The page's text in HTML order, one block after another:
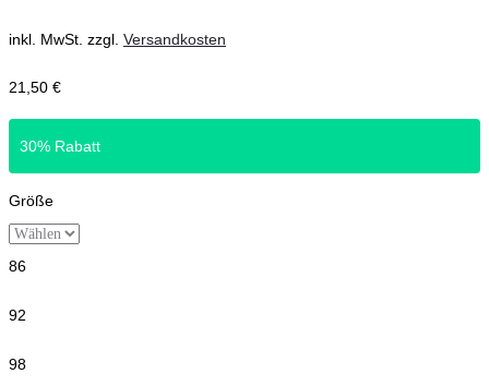
inkl. MwSt. zzgl. Versandkosten
21,50 €
30% Rabatt
Größe
86
92
98